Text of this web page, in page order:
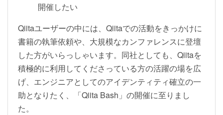
開催したい
Qiitaユーザーの中には、Qiitaでの活動をきっかけに
書籍の執筆依頼や、大規模なカンファレンスに登壇
した方がいらっしゃいます。同社としても、Qiitaを
積極的に利用してくださっている方の活躍の場を広
げ、エンジニアとしてのアイデンティティ確立の一
助となりたく、「Qiita Bash」の開催に至りまし
た。